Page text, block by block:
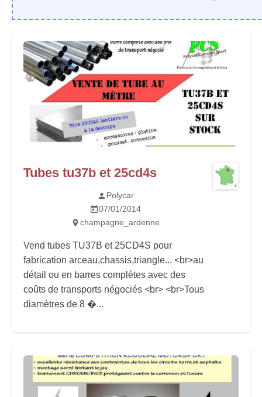
Tubes tu37b et 25cd4s
Polycar
07/01/2014
champagne_ardenne
Vend tubes TU37B et 25CD4S pour
fabrication arceau,chassis,triangle... <br>au
détail ou en barres complètes avec des
coûts de transports négociés <br> <br>Tous
diamètres de 8 �...